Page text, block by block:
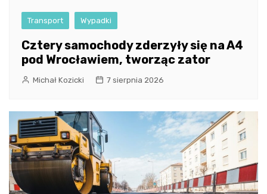
Transport Wypadki
Cztery samochody zderzyły się na A4
pod Wrocławiem, tworząc zator
Michał Kozicki 7 sierpnia 2026